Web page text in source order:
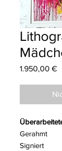
1.950,00 €
Gerahmt
Signiert